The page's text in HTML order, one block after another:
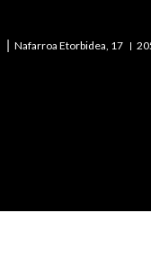
Nafarroa Etorbidea, 17